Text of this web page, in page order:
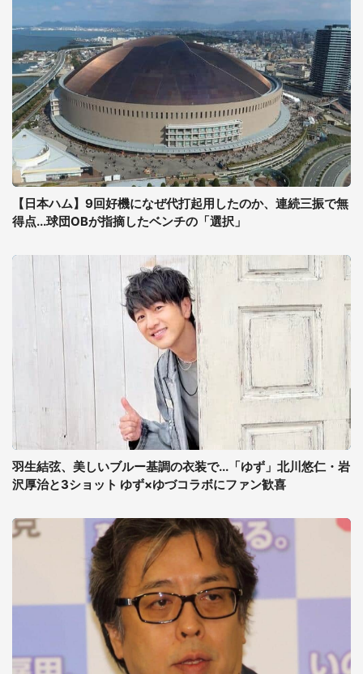
【日本ハム】9回好機になぜ代打起用したのか、連続三振で無
得点...球団OBが指摘したベンチの「選択」
羽生結弦、美しいブルー基調の衣装で...「ゆず」北川悠仁・岩
沢厚治と3ショット ゆず×ゆづコラボにファン歓喜